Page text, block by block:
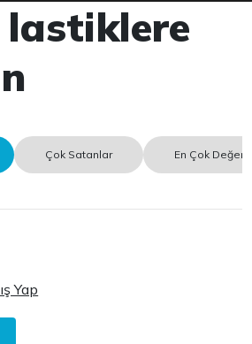
lastiklere
Çok Satanlar En Çok
Yap